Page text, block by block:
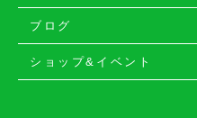
ブログ
ショップ&イベント